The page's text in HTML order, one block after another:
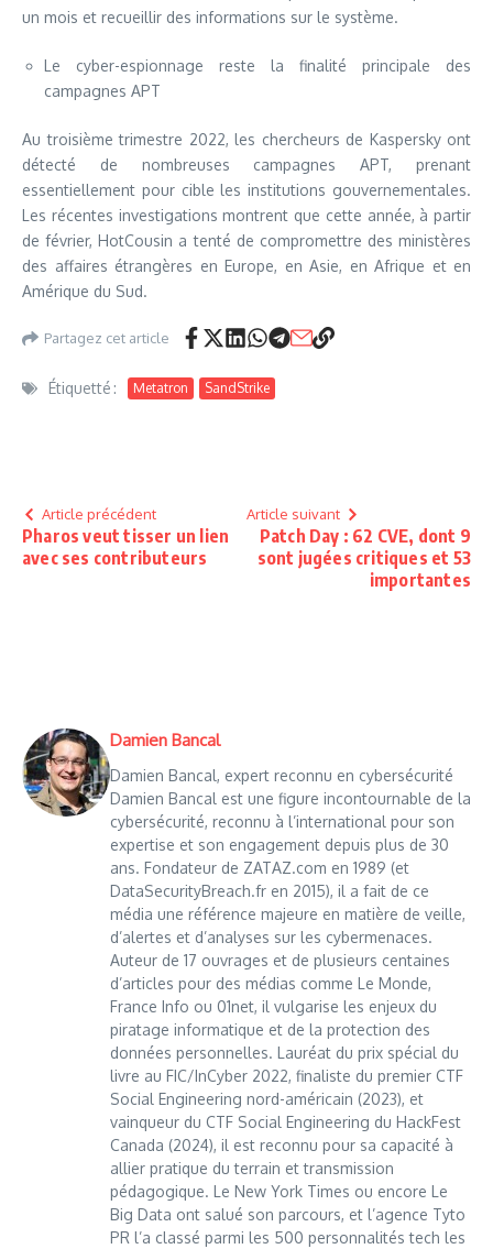
un mois et recueillir des informations sur le système.
Le cyber-espionnage reste la finalité principale des
campagnes APT
Au troisième trimestre 2022, les chercheurs de Kaspersky ont
détecté de nombreuses campagnes APT, prenant
essentiellement pour cible les institutions gouvernementales.
Les récentes investigations montrent que cette année, à partir
de février, HotCousin a tenté de compromettre des ministères
des affaires étrangères en Europe, en Asie, en Afrique et en
Amérique du Sud.
Partagez cet article
Étiquetté : Metatron SandStrike
Article précédent
Pharos veut tisser un lien
avec ses contributeurs
Article suivant
Patch Day : 62 CVE, dont 9
sont jugées critiques et 53
importantes
Damien Bancal
Damien Bancal, expert reconnu en cybersécurité
Damien Bancal est une figure incontournable de la
cybersécurité, reconnu à l’international pour son
expertise et son engagement depuis plus de 30
ans. Fondateur de ZATAZ.com en 1989 (et
DataSecurityBreach.fr en 2015), il a fait de ce
média une référence majeure en matière de veille,
d’alertes et d’analyses sur les cybermenaces.
Auteur de 17 ouvrages et de plusieurs centaines
d’articles pour des médias comme Le Monde,
France Info ou 01net, il vulgarise les enjeux du
piratage informatique et de la protection des
données personnelles. Lauréat du prix spécial du
livre au FIC/InCyber 2022, finaliste du premier CTF
Social Engineering nord-américain (2023), et
vainqueur du CTF Social Engineering du HackFest
Canada (2024), il est reconnu pour sa capacité à
allier pratique du terrain et transmission
pédagogique. Le New York Times ou encore Le
Big Data ont salué son parcours, et l’agence Tyto
PR l’a classé parmi les 500 personnalités tech les